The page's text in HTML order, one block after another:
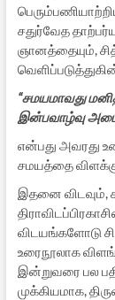
சதுர்வேத
ஞானத்தையும்,
“சமயமாவது
இன்பவாழ்வு
என்பது அவரது
சமயத்தை
இதனை விடவும்,
விடயங்களோடு
உரைநூலாக
இன்றுவரை பல
முக்கியமாக,